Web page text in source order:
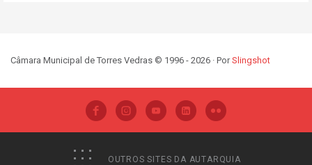
Câmara Municipal de Torres Vedras © 1996 - 2026 · PorSlingshot
OUTROS SITES DA AUTARQUIA